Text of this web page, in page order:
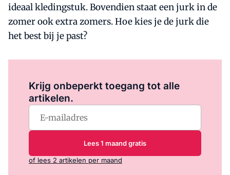
ideaal kledingstuk. Bovendien staat een jurk in de
zomer ook extra zomers. Hoe kies je de jurk die
het best bij je past?
Krijg onbeperkt toegang tot alle
artikelen.
Lees 1 maand gratis
of lees 2 artikelen per maand